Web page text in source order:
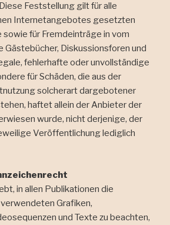
Feststellung gilt für alle
Internetangebotes gesetzten
sowie für Fremdeinträge in vom
Diskussionsforen und
fehlerhafte oder unvollständige
für Schäden, die aus der
solcherart dargebotener
haftet allein der Anbieter der
wurde, nicht derjenige, der
Veröffentlichung lediglich
in allen Publikationen die
Grafiken,
und Texte zu beachten,